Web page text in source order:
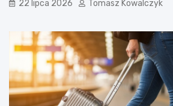
22 lipca 2026 Tomasz Kowalczyk